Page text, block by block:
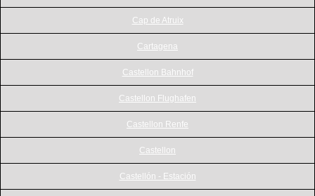
Cap de Atruix
Cartagena
Castellon Bahnhof
Castellon Flughafen
Castellon Renfe
Castellon
Castellón - Estación